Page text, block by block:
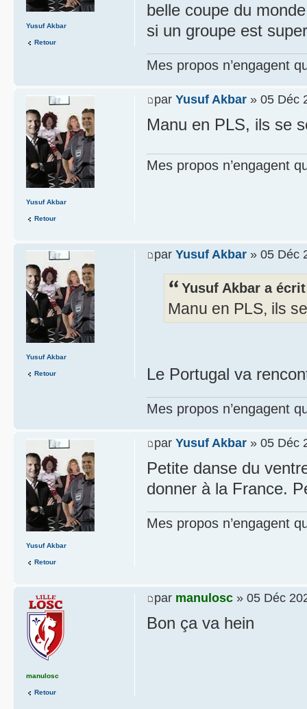
belle coupe du
si un groupe est
Mes propos n’engagent
Yusuf Akbar
Retour
par Yusuf Akbar » 05 Déc
Manu en PLS, ils se
Mes propos n’engagent
Yusuf Akbar
Retour
par Yusuf Akbar » 05 Déc
Yusuf Akbar a
Manu en PLS, ils
Le Portugal va
Mes propos n’engagent
Yusuf Akbar
Retour
par Yusuf Akbar » 05 Déc
Petite danse du
donner à la France.
Mes propos n’engagent
Yusuf Akbar
Retour
par manulosc » 05 Déc
Bon ça va hein
manulosc
Retour